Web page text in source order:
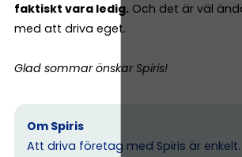
faktiskt vara ledig. Och det är väl
med att driva eget.
Glad sommar önskar Spiris!
Om Spiris
Att driva företag med Spiris är enkelt.